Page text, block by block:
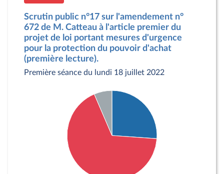
Scrutin public n°17 sur l'amendement n°
672 de M. Catteau à l'article premier du
projet de loi portant mesures d'urgence
pour la protection du pouvoir d'achat
(première lecture).
Première séance du lundi 18 juillet 2022